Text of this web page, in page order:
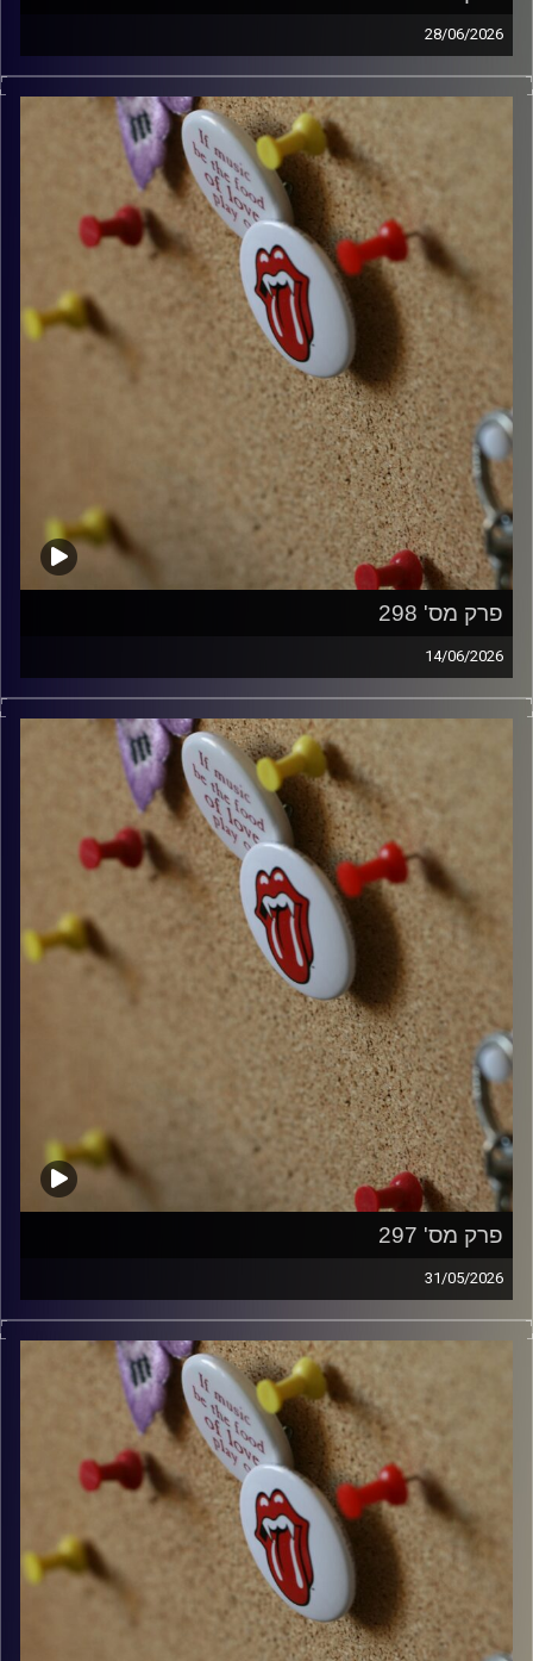
28/06/2026
קלאסיקות רוק עם אורן הוף.
włodi
פרק מס' 298
14/06/2026
קלאסיקות רוק עם אורן הוף.
włodi
פרק מס' 297
31/05/2026
קלאסיקות רוק עם אורן הוף.
włodi